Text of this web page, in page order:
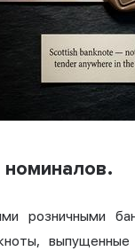
номиналов.
розничными